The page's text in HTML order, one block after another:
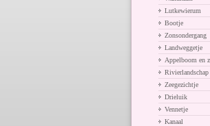
Lutkewierum
Bootje
Zonsondergang
Landweggetje
Appelboom en
Rivierlandschap
Zeegezichtje
Drieluik
Vennetje
Kanaal